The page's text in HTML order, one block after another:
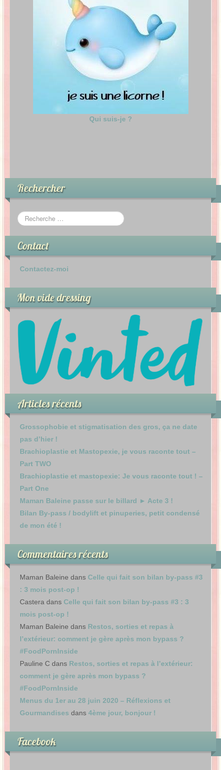
Qui suis-je ?
Rechercher
Contact
Contactez-moi
Mon vide dressing
Articles récents
Grossophobie et stigmatisation des gros, ça ne date
pas d’hier !
Brachioplastie et Mastopexie, je vous raconte tout –
Part TWO
Brachioplastie et mastopexie: Je vous raconte tout ! –
Part One
Maman Baleine passe sur le billard ► Acte 3 !
Bilan By-pass / bodylift et pinuperies, petit condensé
de mon été !
Commentaires récents
Maman Baleine dans Celle qui fait son bilan by-pass #3
: 3 mois post-op !
Castera dans Celle qui fait son bilan by-pass #3 : 3
mois post-op !
Maman Baleine dans Restos, sorties et repas à
l’extérieur: comment je gère après mon bypass ?
#FoodPornInside
Pauline C dans Restos, sorties et repas à l’extérieur:
comment je gère après mon bypass ?
#FoodPornInside
Menus du 1er au 28 juin 2020 – Réflexions et
Gourmandises dans 4ème jour, bonjour !
Facebook